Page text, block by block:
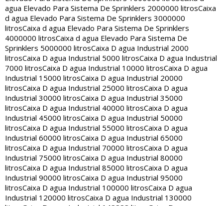
agua Elevado Para Sistema De Sprinklers 2000000 litrosCaixa
d agua Elevado Para Sistema De Sprinklers 3000000
litrosCaixa d agua Elevado Para Sistema De Sprinklers
4000000 litrosCaixa d agua Elevado Para Sistema De
Sprinklers 5000000 litrosCaixa D agua Industrial 2000
litrosCaixa D agua Industrial 5000 litrosCaixa D agua Industrial
7000 litrosCaixa D agua Industrial 10000 litrosCaixa D agua
Industrial 15000 litrosCaixa D agua Industrial 20000
litrosCaixa D agua Industrial 25000 litrosCaixa D agua
Industrial 30000 litrosCaixa D agua Industrial 35000
litrosCaixa D agua Industrial 40000 litrosCaixa D agua
Industrial 45000 litrosCaixa D agua Industrial 50000
litrosCaixa D agua Industrial 55000 litrosCaixa D agua
Industrial 60000 litrosCaixa D agua Industrial 65000
litrosCaixa D agua Industrial 70000 litrosCaixa D agua
Industrial 75000 litrosCaixa D agua Industrial 80000
litrosCaixa D agua Industrial 85000 litrosCaixa D agua
Industrial 90000 litrosCaixa D agua Industrial 95000
litrosCaixa D agua Industrial 100000 litrosCaixa D agua
Industrial 120000 litrosCaixa D agua Industrial 130000